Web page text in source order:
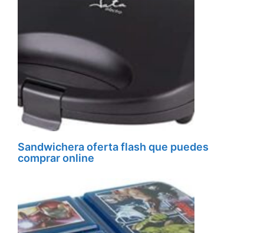
Sandwichera oferta flash que puedes
comprar online